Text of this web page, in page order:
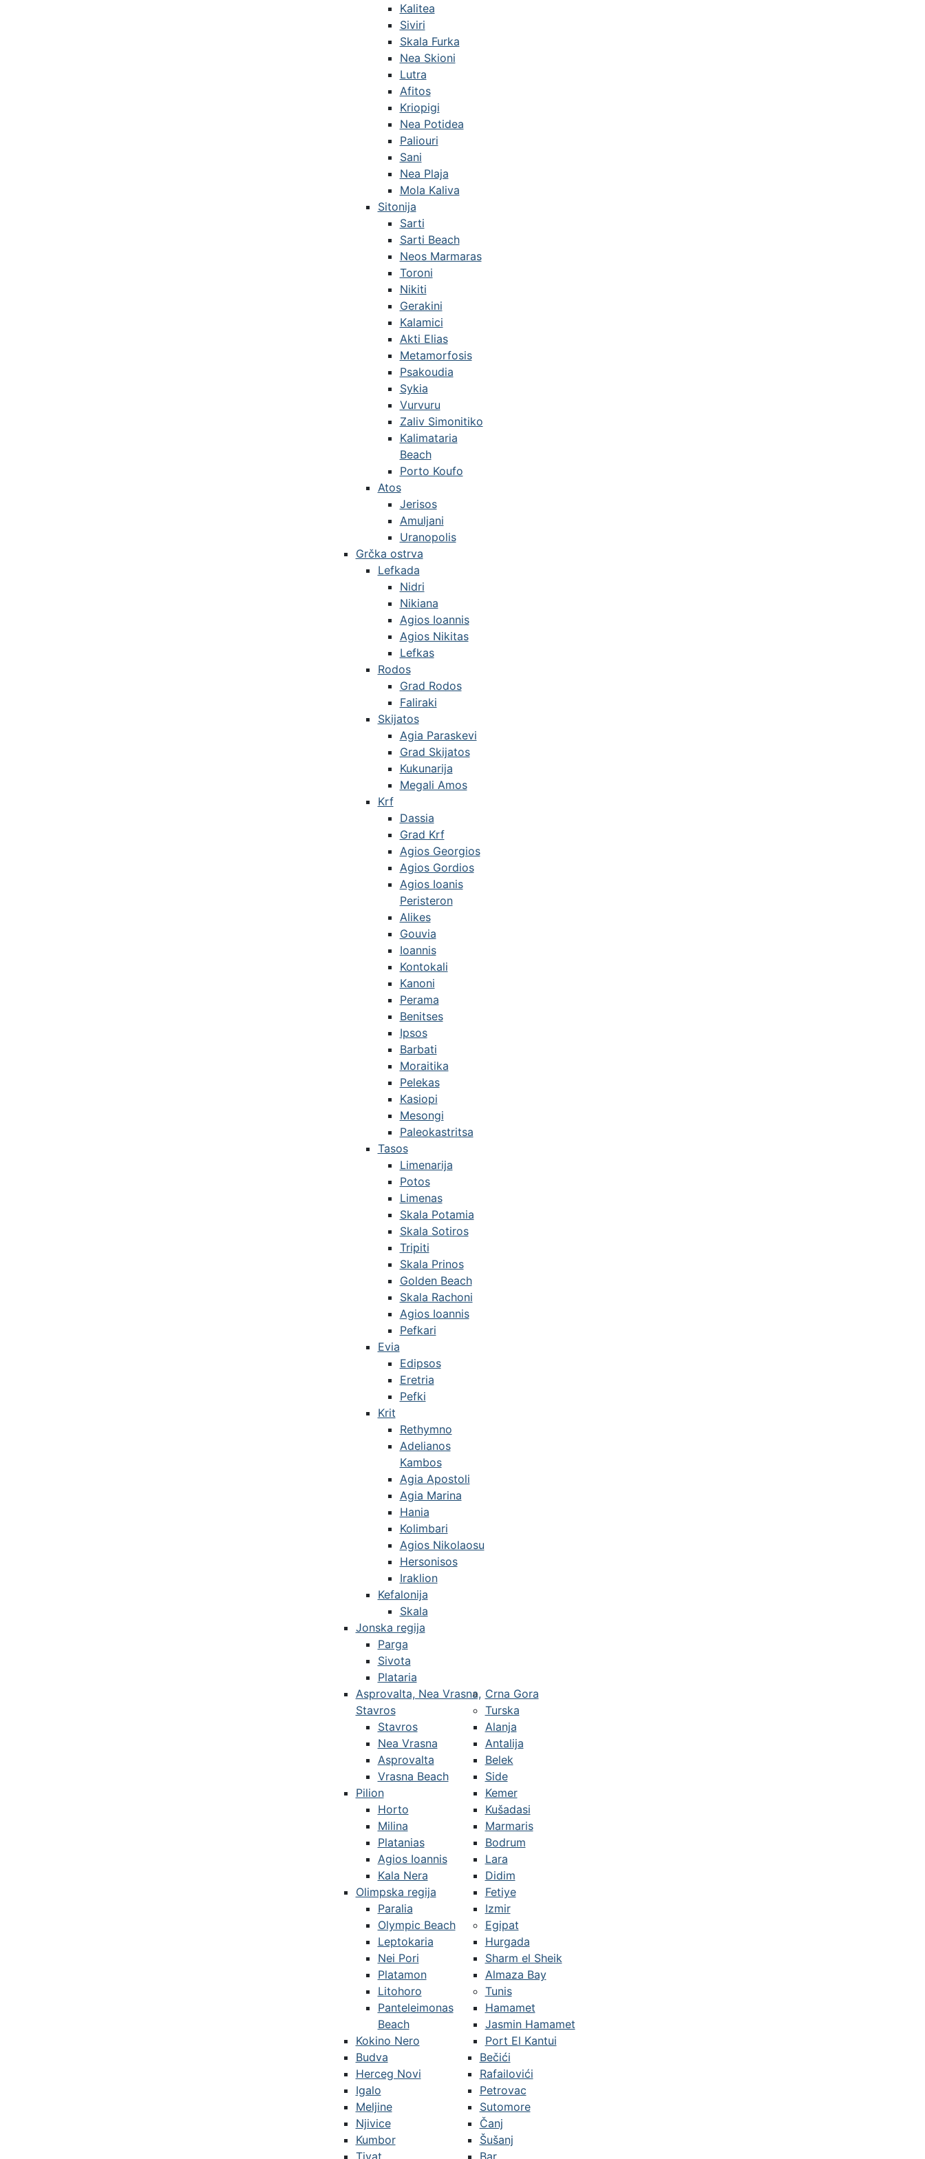
Kalitea
Siviri
Skala Furka
Nea Skioni
Lutra
Afitos
Kriopigi
Nea Potidea
Paliouri
Sani
Nea Plaja
Mola Kaliva
Sitonija
Sarti
Sarti Beach
Neos Marmaras
Toroni
Nikiti
Gerakini
Kalamici
Akti Elias
Metamorfosis
Psakoudia
Sykia
Vurvuru
Zaliv Simonitiko
Kalimataria
Beach
Porto Koufo
Atos
Jerisos
Amuljani
Uranopolis
Grčka ostrva
Lefkada
Nidri
Nikiana
Agios Ioannis
Agios Nikitas
Lefkas
Rodos
Grad Rodos
Faliraki
Skijatos
Agia Paraskevi
Grad Skijatos
Kukunarija
Megali Amos
Krf
Dassia
Grad Krf
Agios Georgios
Agios Gordios
Agios Ioanis
Peristeron
Alikes
Gouvia
Ioannis
Kontokali
Kanoni
Perama
Benitses
Ipsos
Barbati
Moraitika
Pelekas
Kasiopi
Mesongi
Paleokastritsa
Tasos
Limenarija
Potos
Limenas
Skala Potamia
Skala Sotiros
Tripiti
Skala Prinos
Golden Beach
Skala Rachoni
Agios Ioannis
Pefkari
Evia
Edipsos
Eretria
Pefki
Krit
Rethymno
Adelianos
Kambos
Agia Apostoli
Agia Marina
Hania
Kolimbari
Agios Nikolaosu
Hersonisos
Iraklion
Kefalonija
Skala
Jonska regija
Parga
Sivota
Plataria
Asprovalta, Nea Vrasna,
Stavros
Stavros
Nea Vrasna
Asprovalta
Vrasna Beach
Pilion
Horto
Milina
Platanias
Agios Ioannis
Kala Nera
Olimpska regija
Paralia
Olympic Beach
Leptokaria
Nei Pori
Platamon
Litohoro
Panteleimonas
Beach
Kokino Nero
Crna Gora
Budva
Herceg Novi
Igalo
Meljine
Njivice
Kumbor
Tivat
Bečići
Rafailovići
Petrovac
Sutomore
Čanj
Šušanj
Bar
Turska
Alanja
Antalija
Belek
Side
Kemer
Kušadasi
Marmaris
Bodrum
Lara
Didim
Fetiye
Izmir
Egipat
Hurgada
Sharm el Sheik
Almaza Bay
Tunis
Hamamet
Jasmin Hamamet
Port El Kantui